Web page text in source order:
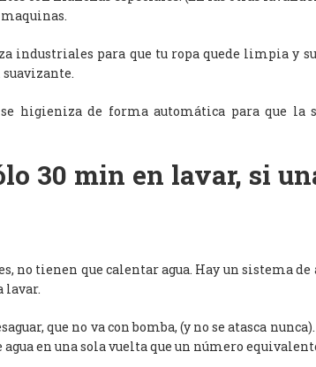
industriales para que tu ropa quede limpia y
se higieniza de forma automática para que
30 min en lavar, si
no tienen que calentar agua. Hay un sistema de
lavar.
que no va con bomba, (y no se atasca
en una sola vuelta que un número